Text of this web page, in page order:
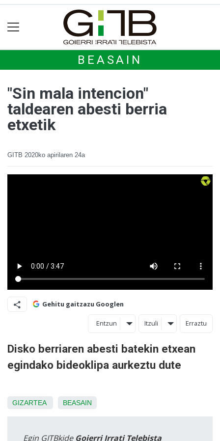
BEASAIN
"Sin mala intencion"
taldearen abesti berria
etxetik
GITB 2020ko apirilaren 24a
Gehitu gaitzazu Googlen
Entzun Itzuli Erraztu
Disko berriaren abesti batekin etxean
egindako bideoklipa aurkeztu dute
GIZARTEA BEASAIN
Egin GITBkide Goierri Irrati Telebista